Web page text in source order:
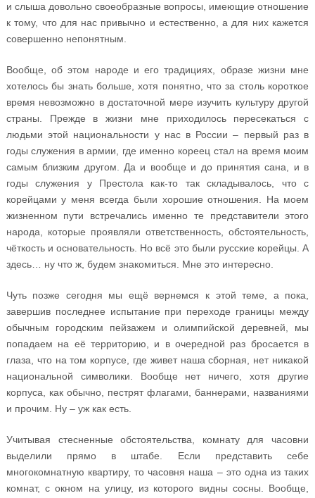
и слыша довольно своеобразные вопросы, имеющие отношение
к тому, что для нас привычно и естественно, а для них кажется
совершенно непонятным.
Вообще, об этом народе и его традициях, образе жизни мне
хотелось бы знать больше, хотя понятно, что за столь короткое
время невозможно в достаточной мере изучить культуру другой
страны. Прежде в жизни мне приходилось пересекаться с
людьми этой национальности у нас в России – первый раз в
годы служения в армии, где именно кореец стал на время моим
самым близким другом. Да и вообще и до принятия сана, и в
годы служения у Престола как-то так складывалось, что с
корейцами у меня всегда были хорошие отношения. На моем
жизненном пути встречались именно те представители этого
народа, которые проявляли ответственность, обстоятельность,
чёткость и основательность. Но всё это были русские корейцы. А
здесь… ну что ж, будем знакомиться. Мне это интересно.
Чуть позже сегодня мы ещё вернемся к этой теме, а пока,
завершив последнее испытание при переходе границы между
обычным городским пейзажем и олимпийской деревней, мы
попадаем на её территорию, и в очередной раз бросается в
глаза, что на том корпусе, где живет наша сборная, нет никакой
национальной символики. Вообще нет ничего, хотя другие
корпуса, как обычно, пестрят флагами, баннерами, названиями
и прочим. Ну – уж как есть.
Учитывая стесненные обстоятельства, комнату для часовни
выделили прямо в штабе. Если представить себе
многокомнатную квартиру, то часовня наша – это одна из таких
комнат, с окном на улицу, из которого видны сосны. Вообще,